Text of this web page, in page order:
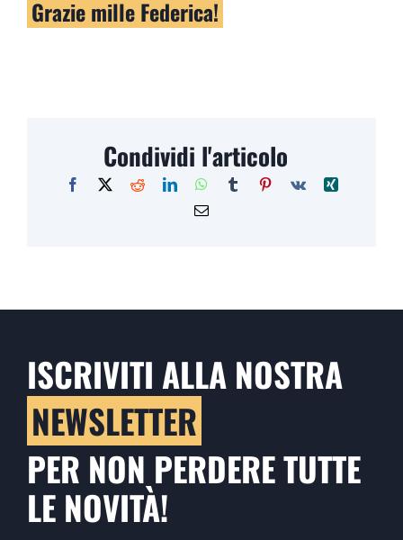
Grazie mille Federica!
Condividi l'articolo
ISCRIVITI ALLA NOSTRA
NEWSLETTER
PER NON PERDERE TUTTE
LE NOVITÀ!